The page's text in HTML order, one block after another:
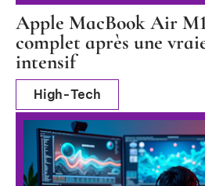
Apple MacBook Air
complet après une
intensif
High-Tech